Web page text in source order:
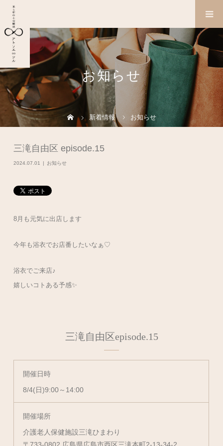
お知らせ
新着情報 お知らせ
三滝自由区 episode.15
2024.07.01 お知らせ
8月も元気に出店します
今年も浴衣でお店番したいなぁ♡
浴衣でご来店♪
嬉しいコトある予感✨
三滝自由区episode.15
開催日時
8/4(日)9:00～14:00
開催場所
介護老人保健施設三滝ひまわり